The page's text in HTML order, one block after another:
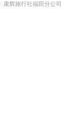
辉旅行社福田分公司